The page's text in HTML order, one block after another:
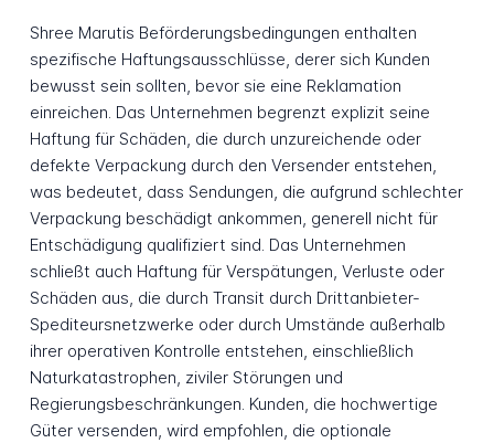
Shree Marutis Beförderungsbedingungen enthalten
spezifische Haftungsausschlüsse, derer sich Kunden
bewusst sein sollten, bevor sie eine Reklamation
einreichen. Das Unternehmen begrenzt explizit seine
Haftung für Schäden, die durch unzureichende oder
defekte Verpackung durch den Versender entstehen,
was bedeutet, dass Sendungen, die aufgrund schlechter
Verpackung beschädigt ankommen, generell nicht für
Entschädigung qualifiziert sind. Das Unternehmen
schließt auch Haftung für Verspätungen, Verluste oder
Schäden aus, die durch Transit durch Drittanbieter-
Spediteursnetzwerke oder durch Umstände außerhalb
ihrer operativen Kontrolle entstehen, einschließlich
Naturkatastrophen, ziviler Störungen und
Regierungsbeschränkungen. Kunden, die hochwertige
Güter versenden, wird empfohlen, die optionale